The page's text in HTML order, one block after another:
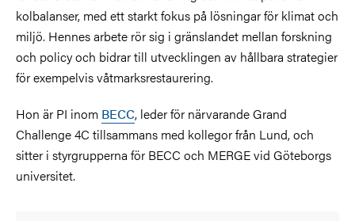
kolbalanser, med ett starkt fokus på lösningar för klimat och
miljö. Hennes arbete rör sig i gränslandet mellan forskning
och policy och bidrar till utvecklingen av hållbara strategier
för exempelvis våtmarksrestaurering.
Hon är PI inom BECC, leder för närvarande Grand
Challenge 4C tillsammans med kollegor från Lund, och
sitter i styrgrupperna för BECC och MERGE vid Göteborgs
universitet.